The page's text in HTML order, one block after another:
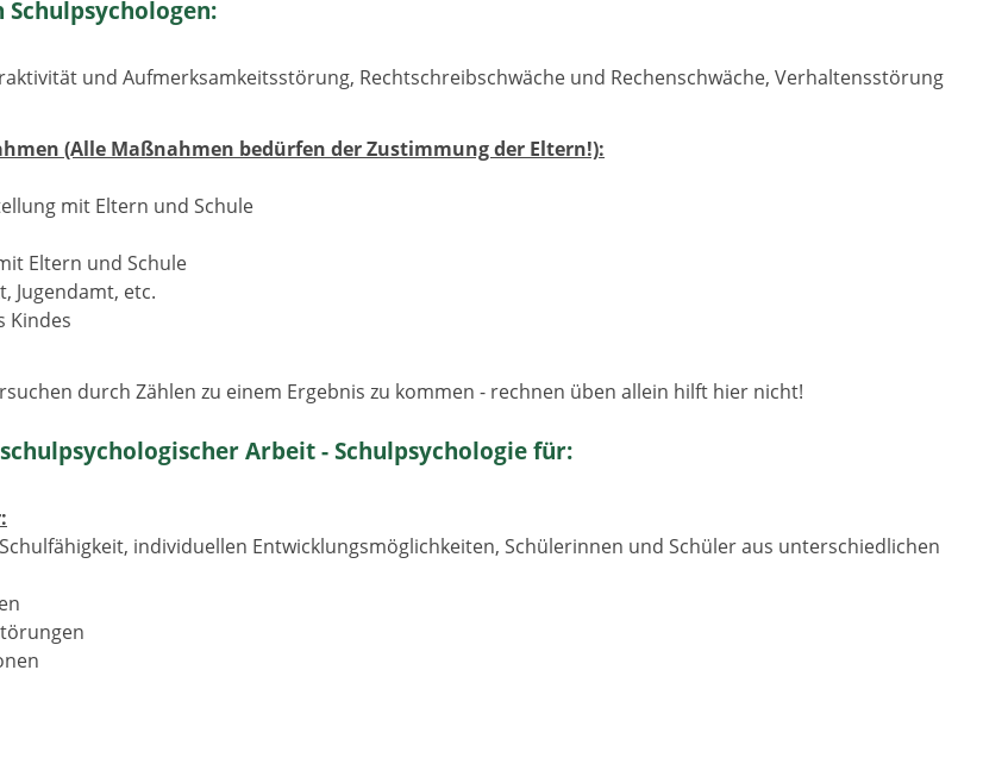
und Aufmerksamkeitsstörung, Rechtschreibschwäche und Rechenschwäche, Verhaltensstörung
(Alle Maßnahmen bedürfen der Zustimmung der Eltern!):
mit Eltern und Schule
Eltern und Schule
Jugendamt, etc.
Kindes
durch Zählen zu einem Ergebnis zu kommen - rechnen üben allein hilft hier nicht!
Arbeit - Schulpsychologie für:
individuellen Entwicklungsmöglichkeiten, Schülerinnen und Schüler aus unterschiedlichen